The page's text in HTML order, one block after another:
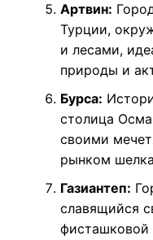
Артвин:
Турции,
и лесами,
природы и
Бурса:
столица
своими
рынком
Газиантеп:
славящийся
фисташковой